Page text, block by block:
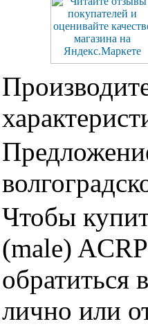
Чтобы
(male)
лично или